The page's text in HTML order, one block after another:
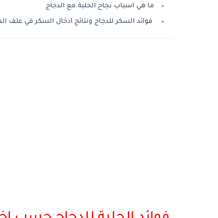
ما هي اسباب نجاح الحلبة مع الدجاج
فوائد السكر للدجاج ونتائج ادخال السكر في علف